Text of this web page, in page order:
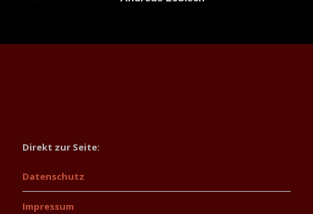
Direkt zur Seite:
Datenschutz
Impressum